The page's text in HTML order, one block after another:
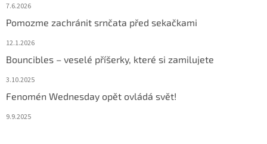
7.6.2026
Pomozme zachránit srnčata před sekačkami
12.1.2026
Bouncibles – veselé příšerky, které si zamilujete
3.10.2025
Fenomén Wednesday opět ovládá svět!
9.9.2025